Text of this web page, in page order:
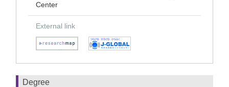
Center
External link
Degree